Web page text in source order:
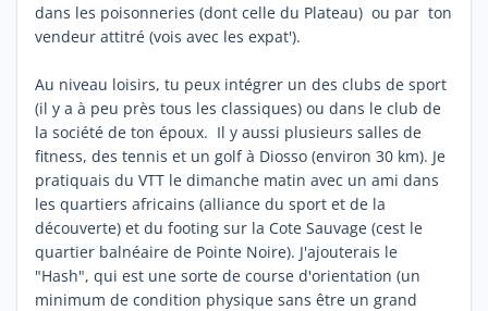
dans les poisonneries (dont celle du Plateau) ou par ton
vendeur attitré (vois avec les expat').
Au niveau loisirs, tu peux intégrer un des clubs de sport
(il y a à peu près tous les classiques) ou dans le club de
la société de ton époux. Il y aussi plusieurs salles de
fitness, des tennis et un golf à Diosso (environ 30 km). Je
pratiquais du VTT le dimanche matin avec un ami dans
les quartiers africains (alliance du sport et de la
découverte) et du footing sur la Cote Sauvage (cest le
quartier balnéaire de Pointe Noire). J'ajouterais le
"Hash", qui est une sorte de course d'orientation (un
minimum de condition physique sans être un grand